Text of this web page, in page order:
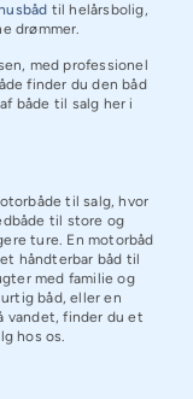
husbåd til helårsbolig,
drømmer.
med professionel
finder du den båd
både til salg her i
til salg, hvor
til store og
ture. En motorbåd
håndterbar båd til
med familie og
båd, eller en
vandet, finder du et
hos os.